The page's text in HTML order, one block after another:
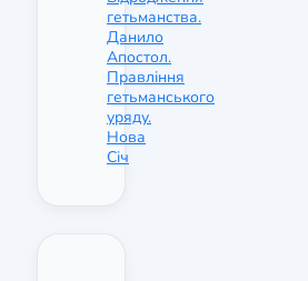
гетьманства.
Данило
Апостол.
Правління
гетьманського
уряду.
Нова
Січ